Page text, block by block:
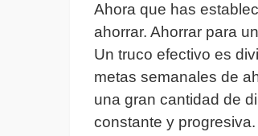
Ahora que has
ahorrar. Ahorrar para
Un truco efectivo es
metas semanales de
una gran cantidad de
constante y progresiva.